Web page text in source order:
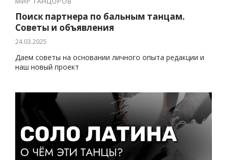
Поиск партнера по бальным танцам.
Советы и объявления
24.03.2025
Даем советы на основании личного опыта редакции и
наш новый проект